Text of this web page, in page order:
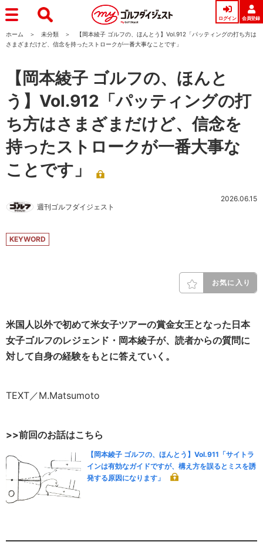
ログイン 会員登録
ホーム 未分類
【岡本綾子 ゴルフの、ほんとう】Vol.912「パッティングの打ち方は
さまざまだけど、信念を持ったストロークが一番大事なことです」
【岡本綾子 ゴルフの、ほんと
う】Vol.912「パッティングの打
ち方はさまざまだけど、信念を
持ったストロークが一番大事な
ことです」
週刊ゴルフダイジェスト
2026.06.15
KEYWORD
お気に入り
米国人以外で初めて米女子ツアーの賞金女王となった日本
女子ゴルフのレジェンド・岡本綾子が、読者からの質問に
対して自身の経験をもとに答えていく。
TEXT／M.Matsumoto
>>前回のお話はこちら
【岡本綾子 ゴルフの、ほんとう】Vol.911「サイトラ
インは有効なガイドですが、構え方を誤るとミスを誘
発する原因になります」